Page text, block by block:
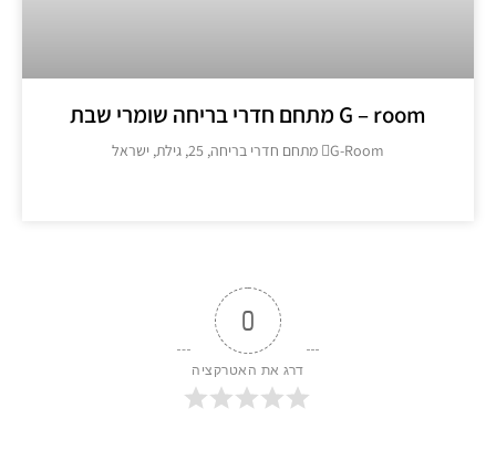
G – room מתחם חדרי בריחה שומרי שבת
דרג את האטרקציה